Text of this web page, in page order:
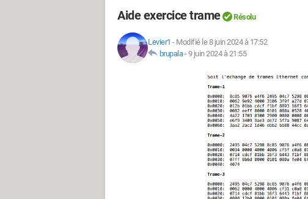
Aide exercice trame Résolu
Levier1 - Modifié le 8 juin 2024 à 17:52
brupala-9 juin 2024 à 21:55